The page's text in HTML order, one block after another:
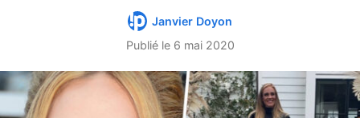
Janvier Doyon
Publié le 6 mai 2020